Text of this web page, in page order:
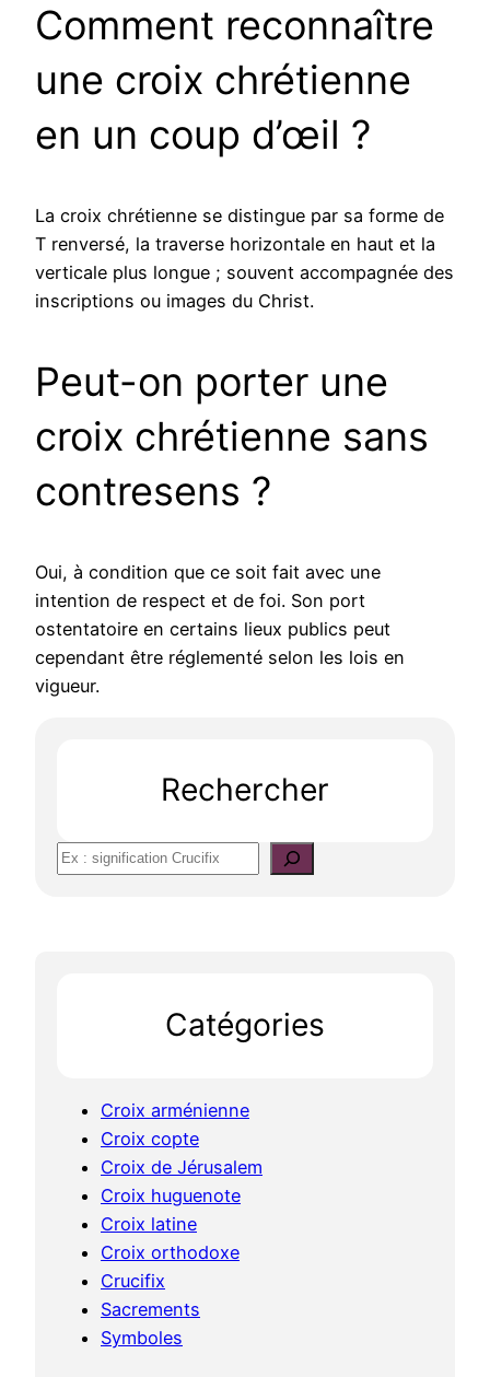
Comment reconnaître
une croix chrétienne
en un coup d’œil ?
La croix chrétienne se distingue par sa forme de
T renversé, la traverse horizontale en haut et la
verticale plus longue ; souvent accompagnée des
inscriptions ou images du Christ.
Peut-on porter une
croix chrétienne sans
contresens ?
Oui, à condition que ce soit fait avec une
intention de respect et de foi. Son port
ostentatoire en certains lieux publics peut
cependant être réglementé selon les lois en
vigueur.
Rechercher
S
Catégories
Croix arménienne
Croix copte
Croix de Jérusalem
Croix huguenote
Croix latine
Croix orthodoxe
Crucifix
Sacrements
Symboles